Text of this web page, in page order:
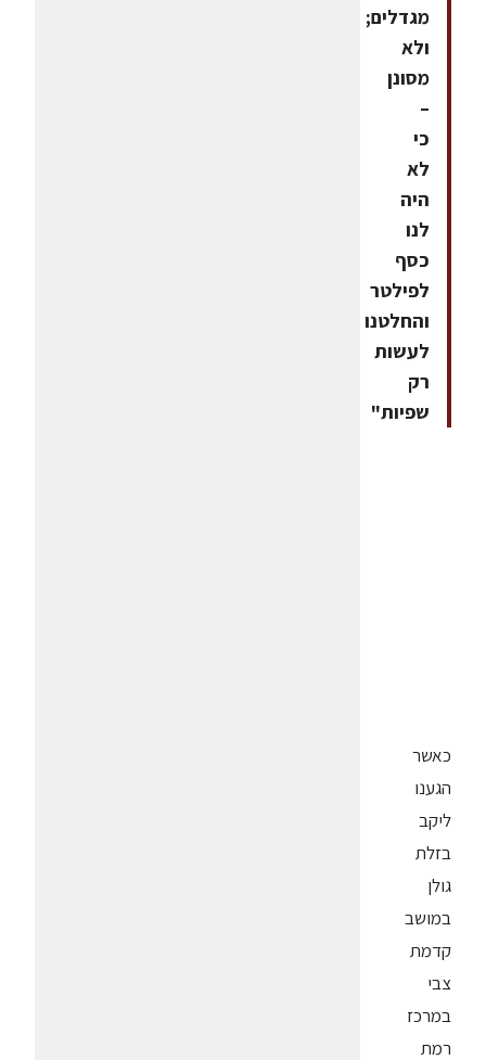
מגדלים;
ולא
מסונן
–
כי
לא
היה
לנו
כסף
לפילטר
והחלטנו
לעשות
רק
שפיות"
כאשר
הגענו
ליקב
בזלת
גולן
במושב
קדמת
צבי
במרכז
רמת